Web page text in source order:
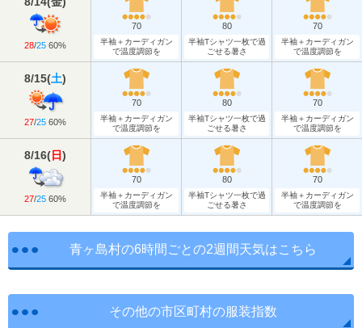
28/25 60%
70
半袖＋カーディガン
で温度調節を
80
半袖Tシャツ一枚で過
ごせる暑さ
70
半袖＋カーディガン
で温度調節を
8/15(土)
27/25 60%
70
半袖＋カーディガン
で温度調節を
80
半袖Tシャツ一枚で過
ごせる暑さ
70
半袖＋カーディガン
で温度調節を
8/16(日)
27/25 60%
70
半袖＋カーディガン
で温度調節を
80
半袖Tシャツ一枚で過
ごせる暑さ
70
半袖＋カーディガン
で温度調節を
青ヶ島村の6時間ごとの2週間天気はこちら
その他の市区町村の服装指数